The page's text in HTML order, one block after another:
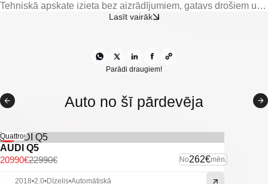
Tehniskā apskate izieta bez aizrādījumiem, gatavs drošiem un
-Elektriski vadāmi logi un el. regulējami, apsildāmi spoguļi
-Gaisa kondicionieris un lietus sensors
funkciju
-Parkošanās sensori un navigācija – vieglai manevrēšanai
-Miglas lukturi, automātiskās tuvās gaismas un lukturu
-Xenon lukturi
Daudzas citas ērtības, kas padara šo auto praktisku un drošu
ikdienai
VW Touran – ģimenes draudzīgs, elegants un uzticams
Lasīt vairāk
Parādi draugiem!
Auto no šī pārdevēja
-9%
Quattro!
AUDI Q5
No262€mēn.
22990€
20990€
2018•2.0•Dīzelis•Automātiskā